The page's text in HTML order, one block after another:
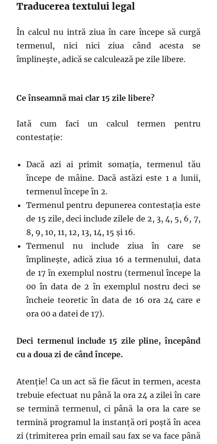
Traducerea textului legal
În calcul nu intră ziua în care începe să curgă
termenul, nici nici ziua când acesta se
împlineşte, adică se calculează pe zile libere.
Ce înseamnă mai clar 15 zile libere?
Iată cum faci un calcul termen pentru
contestație:
Dacă azi ai primit somația, termenul tău
începe de mâine. Dacă astăzi este 1 a lunii,
termenul începe în 2.
Termenul pentru depunerea contestația este
de 15 zile, deci include zilele de 2, 3, 4, 5, 6, 7,
8, 9, 10, 11, 12, 13, 14, 15 și 16.
Termenul nu include ziua în care se
împlinește, adică ziua 16 a termenului, data
de 17 în exemplul nostru (termenul începe la
00 în data de 2 în exemplul nostru deci se
încheie teoretic în data de 16 ora 24 care e
ora 00 a datei de 17).
Deci termenul include 15 zile pline, începând
cu a doua zi de când începe.
Atenție! Ca un act să fie făcut in termen, acesta
trebuie efectuat nu până la ora 24 a zilei în care
se termină termenul, ci până la ora la care se
termină programul la instanță ori poștă în acea
zi (trimiterea prin email sau fax se va face până